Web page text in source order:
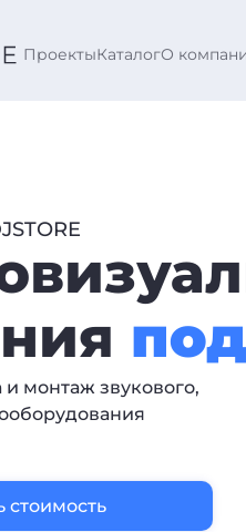
ПроектыКаталогО
монтаж звукового,
стоимость